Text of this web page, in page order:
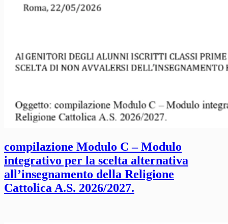
compilazione Modulo C – Modulo
integrativo per la scelta alternativa
all’insegnamento della Religione
Cattolica A.S. 2026/2027.